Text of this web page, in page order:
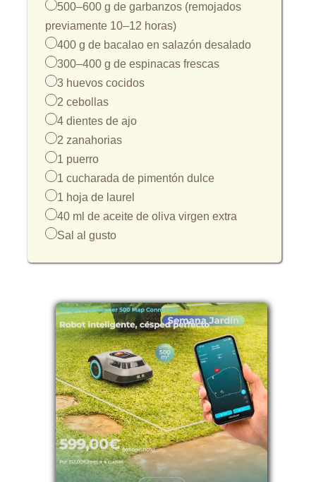
500–600 g de garbanzos (remojados
previamente 10–12 horas)
400 g de bacalao en salazón desalado
300–400 g de espinacas frescas
3 huevos cocidos
2 cebollas
4 dientes de ajo
2 zanahorias
1 puerro
1 cucharada de pimentón dulce
1 hoja de laurel
40 ml de aceite de oliva virgen extra
Sal al gusto